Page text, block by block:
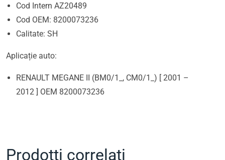
Cod Intern AZ20489
Cod OEM: 8200073236
Calitate: SH
Aplicație auto:
RENAULT MEGANE II (BM0/1_, CM0/1_) [ 2001 –
2012 ] OEM 8200073236
Prodotti correlati